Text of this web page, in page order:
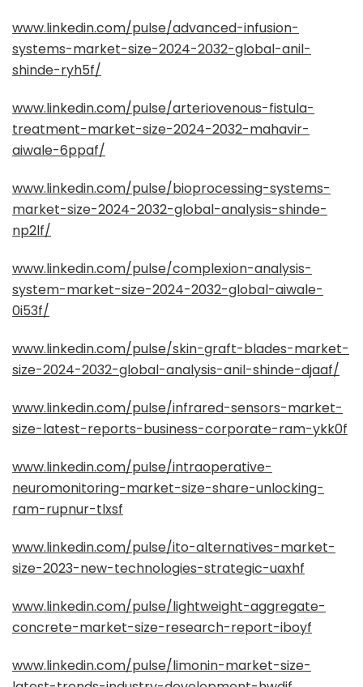
www.linkedin.com/pulse/advanced-infusion-
systems-market-size-2024-2032-global-anil-
shinde-ryh5f/
www.linkedin.com/pulse/arteriovenous-fistula-
treatment-market-size-2024-2032-mahavir-
aiwale-6ppaf/
www.linkedin.com/pulse/bioprocessing-systems-
market-size-2024-2032-global-analysis-shinde-
np2lf/
www.linkedin.com/pulse/complexion-analysis-
system-market-size-2024-2032-global-aiwale-
0i53f/
www.linkedin.com/pulse/skin-graft-blades-market-
size-2024-2032-global-analysis-anil-shinde-djaaf/
www.linkedin.com/pulse/infrared-sensors-market-
size-latest-reports-business-corporate-ram-ykk0f
www.linkedin.com/pulse/intraoperative-
neuromonitoring-market-size-share-unlocking-
ram-rupnur-tlxsf
www.linkedin.com/pulse/ito-alternatives-market-
size-2023-new-technologies-strategic-uaxhf
www.linkedin.com/pulse/lightweight-aggregate-
concrete-market-size-research-report-iboyf
www.linkedin.com/pulse/limonin-market-size-